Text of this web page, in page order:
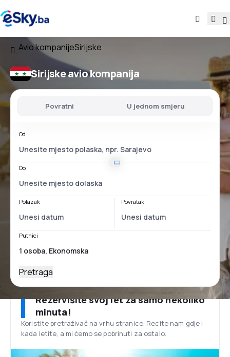
Avio kompanijeSirijske
Sirijske avio kompanija
Povratni U jednom smjeru
Od
Do
Polazak Povratak
Putnici
Pretraga
Rezervišite svoj let za samo nekoliko
minuta!
Koristite pretraživač na vrhu stranice. Recite nam gdje i
kada letite, a mi ćemo se pobrinuti za ostalo.